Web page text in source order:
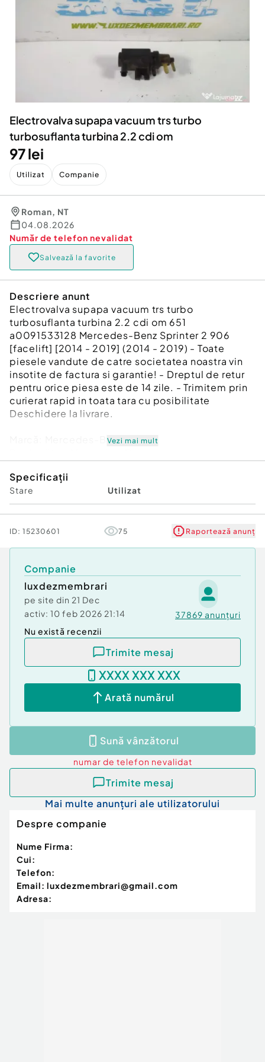
Animale de companie
Afaceri și echipamente profesionale
Inchiriere Bunuri si Vehicule
Utilaje agricole si industriale
Piese auto si accesorii
Dacia Duster
Electrovalva supapa vacuum trs turbo
turbosuflanta turbina 2.2 cdi om
97 lei
Utilizat Companie
Roman, NT
04.08.2026
Număr de telefon nevalidat
Salvează la favorite
Descriere anunt
Electrovalva supapa vacuum trs turbo
turbosuflanta turbina 2.2 cdi om 651
a0091533128 Mercedes-Benz Sprinter 2 906
[facelift] [2014 - 2019] (2014 - 2019) - Toate
piesele vandute de catre societatea noastra vin
insotite de factura si garantie! - Dreptul de retur
pentru orice piesa este de 14 zile. - Trimitem prin
curierat rapid in toata tara cu posibilitate
Deschidere la livrare.
Marcă: Mercedes-Benz
Piesă: Electrovalva supapa vacuum trs turbo
turbosuflanta turbina 2.2 cdi om 651
a0091533128
Garanție
Vezi mai mult
Specificații
Stare Utilizat
ID: 15230601 75 Raportează anunț
Companie
luxdezmembrari
pe site din 21 Dec
activ: 10 feb 2026 21:14 37869 anunțuri
Nu există recenzii
Trimite mesaj
XXXX XXX XXX
Arată numărul
Sună vânzătorul
numar de telefon nevalidat
Trimite mesaj
Mai multe anunțuri ale utilizatorului
Despre companie
Nume Firma:
Cui:
Telefon:
Email: luxdezmembrari@gmail.com
Adresa: